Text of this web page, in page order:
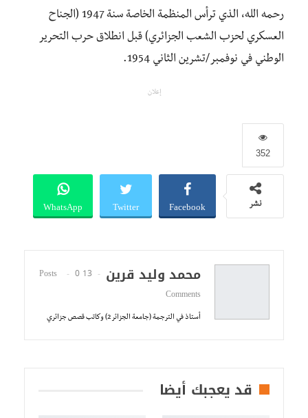
رحمه الله، الذي ترأس المنظمة الخاصة سنة 1947 (الجناح
العسكري لحزب الشعب الجزائري) قبل انطلاق حرب التحرير
الوطني في نوفمبر/تشرين الثاني 1954.
إعلان
352
نشر Facebook
Twitter
WhatsApp
محمد وليد قرين 13 Posts
0
Comments
أستاذ في الترجمة (جامعة الجزائر 2) وكاتب قصص جزائري
قد يعجبك أيضا